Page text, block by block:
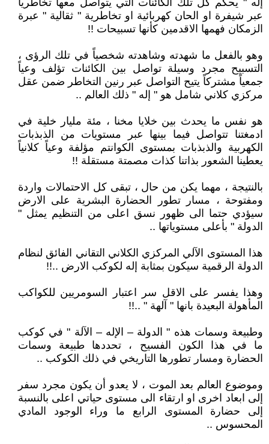
إله " يحكم كل تلك الكائنات التي يتواصل معها تخاطرياً
عبر شيفرة او الحان كهربائية او تخاطرية " ثقالية " عبرة
الزمكان فهمها الاقدمين كأنها تسبيحات !!
وهو بالفعل ما شهدته وشاهدته شخصياً في تلك الرؤى ،
التسبيح مجرد وسيلة تواصل بين الكائنات تؤلف وعياً
جمعياً مشتركاً يتيح التواصل عبر رنين التخاطر ضمن عقل
مركزي كلاني شامل هو " إله " ذلك العالم ..
هو نفس ما يحدث بين خلايا مخنا ، مئة مليار خلية في
ادمغتنا تتواصل فيما بينها عبر مستويات من الذبذبات
الكهربية والذبذبات بمستوى الكوانتم مؤلفة وعياً كلانياً
يعطينا الشعور بذاتنا كذات مصمتة مستقلة !!
بالنتيجة ، مهما يكن من حال ، تبقى كل الاحتمالات واردة
ومفتوحة ، مسار تطور الحضارة البشرية على الارض
سيؤدي حتما الى ظهور نسق اعلى من التنظيم يمثل "
الدولة " بأعلى مستوياتها ..
هذا المستوى الآلي المركزي الكلاني التقاني الفائق لنظام
الدولة الرقمية سيكون بمثابة إله لكوكب الارض ..!!
وهذا يفسر على الاقل سر اعتبار السومريين للكواكب
المأهولة البعيدة بانها " آلهة " ..!!
وطبيعة وسمات هذه " الدولة – الإله – الآلة " في كوكب
ما في هذا الكون الفسيح ، تحددها طبيعة وسمات
الحضارة ومسار تطورها التاريخي في ذلك الكوكب ..
وموضوع العالم بعد الموت ، لا يعدو أن يكون مجرد سفر
إلى ابعاد اخرى او ارتقاء الى مستوى حياتي اعلى بالنسبة
إلى حضارة المستوى الرابع ما وراء الوجود المادي
المحسوس ..